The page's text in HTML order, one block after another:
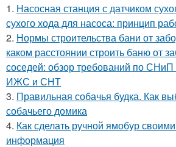
1. Насосная станция с датчиком
сухого хода для насоса: принцип
2. Нормы строительства бани от
каком расстоянии строить баню от
соседей: обзор требований по СНиП
ИЖС и СНТ
3. Правильная собачья будка. Как
собачьего домика
4. Как сделать ручной ямобур
информация